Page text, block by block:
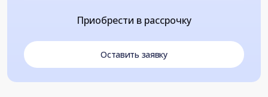
Приобрести в рассрочку
Оставить заявку